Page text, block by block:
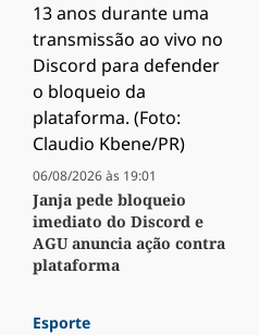
06/08/2026 às 19:01
Janja pede bloqueio
imediato do Discord e
AGU anuncia ação contra
plataforma
Esporte